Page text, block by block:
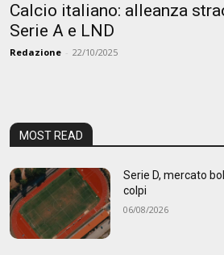
Calcio italiano: alleanza
Serie A e LND
Redazione - 22/10/2025
MOST READ
Serie D, mercato
colpi
06/08/2026